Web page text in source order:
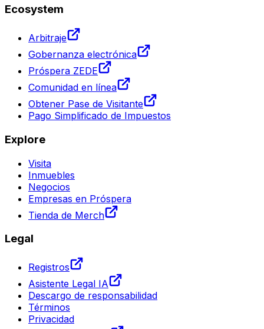
Ecosystem
Arbitraje
Gobernanza electrónica
Próspera ZEDE
Comunidad en línea
Obtener Pase de Visitante
Pago Simplificado de Impuestos
Explore
Visita
Inmuebles
Negocios
Empresas en Próspera
Tienda de Merch
Legal
Registros
Asistente Legal IA
Descargo de responsabilidad
Términos
Privacidad